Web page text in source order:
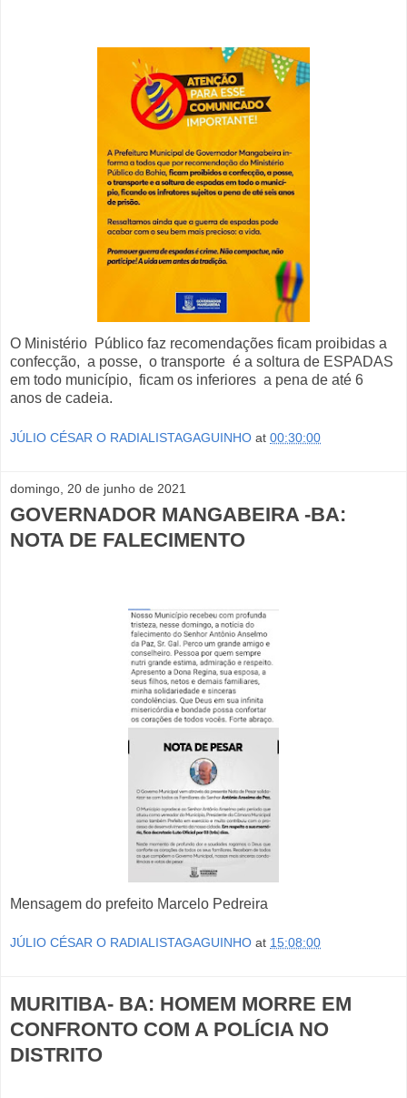
O Ministério Público faz recomendações ficam proibidas a
confecção, a posse, o transporte é a soltura de ESPADAS
em todo município, ficam os inferiores a pena de até 6
anos de cadeia.
JÚLIO CÉSAR O RADIALISTAGAGUINHO at 00:30:00
domingo, 20 de junho de 2021
GOVERNADOR MANGABEIRA -BA:
NOTA DE FALECIMENTO
Mensagem do prefeito Marcelo Pedreira
JÚLIO CÉSAR O RADIALISTAGAGUINHO at 15:08:00
MURITIBA- BA: HOMEM MORRE EM
CONFRONTO COM A POLÍCIA NO
DISTRITO